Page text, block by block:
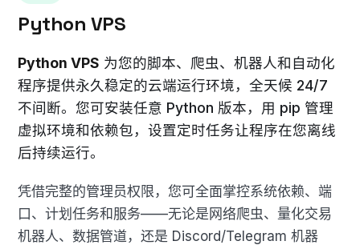
Python VPS
Python VPS 为您的脚本、爬虫、机器人和自动化
程序提供永久稳定的云端运行环境，全天候 24/7
不间断。您可安装任意 Python 版本，用 pip 管理
虚拟环境和依赖包，设置定时任务让程序在您离线
后持续运行。
凭借完整的管理员权限，您可全面掌控系统依赖、端
口、计划任务和服务——无论是网络爬虫、量化交易
机器人、数据管道，还是 Discord/Telegram 机器